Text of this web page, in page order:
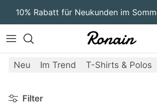
Direkt zum Inhalt
10% Rabatt für Neukunden im
Neu Im Trend T-Shirts & Polos
Filter